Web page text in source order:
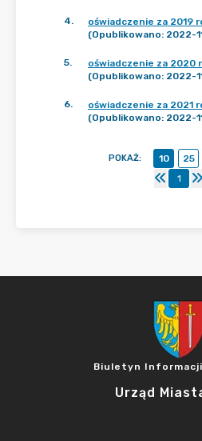
4.
oświadczenie za 2019
(Opublikowano: 2022-
5.
oświadczenie za 2020
(Opublikowano: 2022-
6.
oświadczenie za 2021
(Opublikowano: 2022-
POKAŻ: 10 25
1
Biuletyn
Urząd